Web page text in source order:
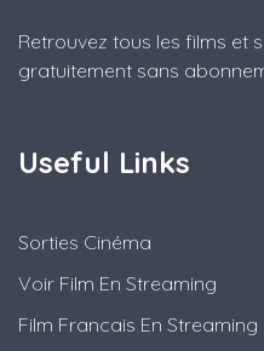
Retrouvez tous les films et
gratuitement sans
Useful Links
Sorties Cinéma
Voir Film En Streaming
Film Francais En Streaming